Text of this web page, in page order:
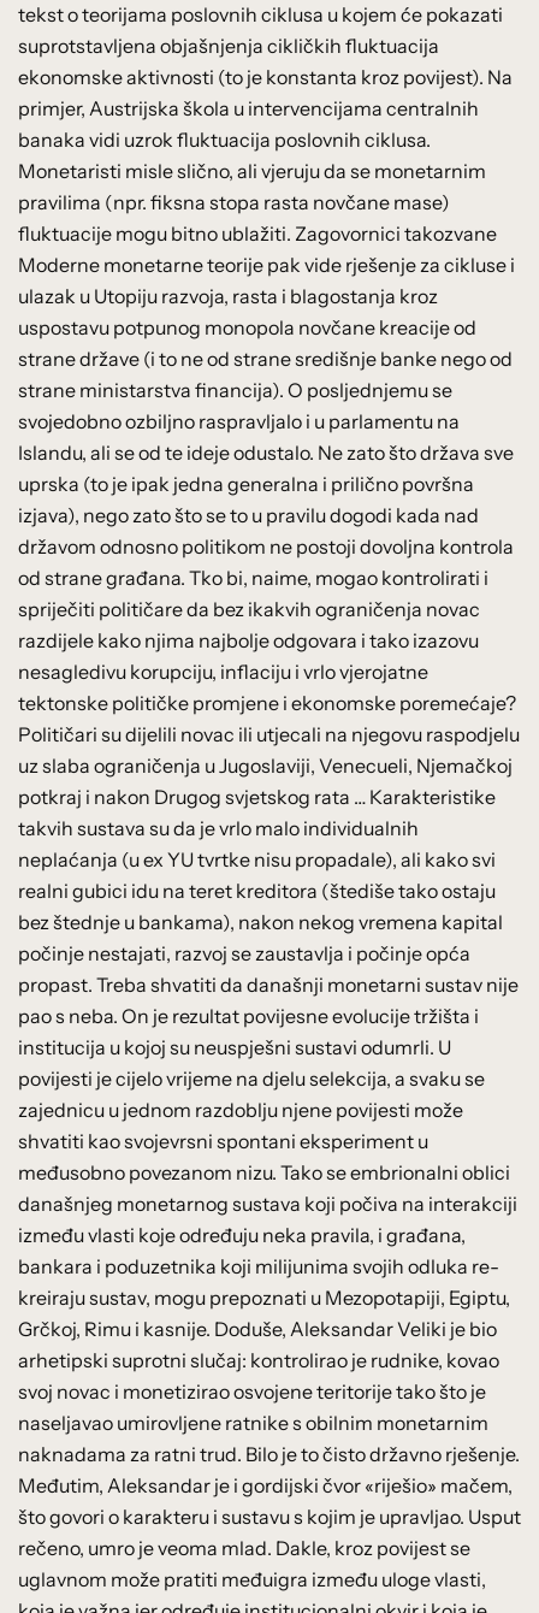
tekst o teorijama poslovnih ciklusa u kojem će pokazati
suprotstavljena objašnjenja cikličkih fluktuacija
ekonomske aktivnosti (to je konstanta kroz povijest). Na
primjer, Austrijska škola u intervencijama centralnih
banaka vidi uzrok fluktuacija poslovnih ciklusa.
Monetaristi misle slično, ali vjeruju da se monetarnim
pravilima (npr. fiksna stopa rasta novčane mase)
fluktuacije mogu bitno ublažiti. Zagovornici takozvane
Moderne monetarne teorije pak vide rješenje za cikluse i
ulazak u Utopiju razvoja, rasta i blagostanja kroz
uspostavu potpunog monopola novčane kreacije od
strane države (i to ne od strane središnje banke nego od
strane ministarstva financija). O posljednjemu se
svojedobno ozbiljno raspravljalo i u parlamentu na
Islandu, ali se od te ideje odustalo. Ne zato što država sve
uprska (to je ipak jedna generalna i prilično površna
izjava), nego zato što se to u pravilu dogodi kada nad
državom odnosno politikom ne postoji dovoljna kontrola
od strane građana. Tko bi, naime, mogao kontrolirati i
spriječiti političare da bez ikakvih ograničenja novac
razdijele kako njima najbolje odgovara i tako izazovu
nesagledivu korupciju, inflaciju i vrlo vjerojatne
tektonske političke promjene i ekonomske poremećaje?
Političari su dijelili novac ili utjecali na njegovu raspodjelu
uz slaba ograničenja u Jugoslaviji, Venecueli, Njemačkoj
potkraj i nakon Drugog svjetskog rata … Karakteristike
takvih sustava su da je vrlo malo individualnih
neplaćanja (u ex YU tvrtke nisu propadale), ali kako svi
realni gubici idu na teret kreditora (štediše tako ostaju
bez štednje u bankama), nakon nekog vremena kapital
počinje nestajati, razvoj se zaustavlja i počinje opća
propast. Treba shvatiti da današnji monetarni sustav nije
pao s neba. On je rezultat povijesne evolucije tržišta i
institucija u kojoj su neuspješni sustavi odumrli. U
povijesti je cijelo vrijeme na djelu selekcija, a svaku se
zajednicu u jednom razdoblju njene povijesti može
shvatiti kao svojevrsni spontani eksperiment u
međusobno povezanom nizu. Tako se embrionalni oblici
današnjeg monetarnog sustava koji počiva na interakciji
između vlasti koje određuju neka pravila, i građana,
bankara i poduzetnika koji milijunima svojih odluka re-
kreiraju sustav, mogu prepoznati u Mezopotapiji, Egiptu,
Grčkoj, Rimu i kasnije. Doduše, Aleksandar Veliki je bio
arhetipski suprotni slučaj: kontrolirao je rudnike, kovao
svoj novac i monetizirao osvojene teritorije tako što je
naseljavao umirovljene ratnike s obilnim monetarnim
naknadama za ratni trud. Bilo je to čisto državno rješenje.
Međutim, Aleksandar je i gordijski čvor «riješio» mačem,
što govori o karakteru i sustavu s kojim je upravljao. Usput
rečeno, umro je veoma mlad. Dakle, kroz povijest se
uglavnom može pratiti međuigra između uloge vlasti,